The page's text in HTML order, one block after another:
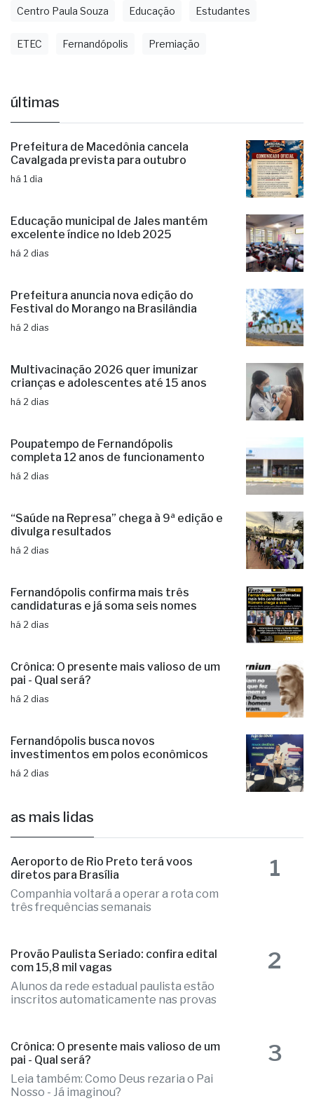
Centro Paula Souza Educação Estudantes
ETEC Fernandópolis Premiação
últimas
Prefeitura de Macedônia cancela
Cavalgada prevista para outubro
há 1 dia
Educação municipal de Jales mantém
excelente índice no Ideb 2025
há 2 dias
Prefeitura anuncia nova edição do
Festival do Morango na Brasilândia
há 2 dias
Multivacinação 2026 quer imunizar
crianças e adolescentes até 15 anos
há 2 dias
Poupatempo de Fernandópolis
completa 12 anos de funcionamento
há 2 dias
“Saúde na Represa” chega à 9ª edição e
divulga resultados
há 2 dias
Fernandópolis confirma mais três
candidaturas e já soma seis nomes
há 2 dias
Crônica: O presente mais valioso de um
pai - Qual será?
há 2 dias
Fernandópolis busca novos
investimentos em polos econômicos
há 2 dias
as mais lidas
Aeroporto de Rio Preto terá voos
diretos para Brasília
Companhia voltará a operar a rota com
três frequências semanais
1
Provão Paulista Seriado: confira edital
com 15,8 mil vagas
Alunos da rede estadual paulista estão
inscritos automaticamente nas provas
2
Crônica: O presente mais valioso de um
pai - Qual será?
Leia também: Como Deus rezaria o Pai
Nosso - Já imaginou?
3